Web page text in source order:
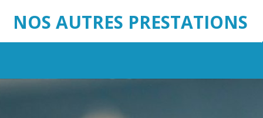
NOS AUTRES PRESTATIONS